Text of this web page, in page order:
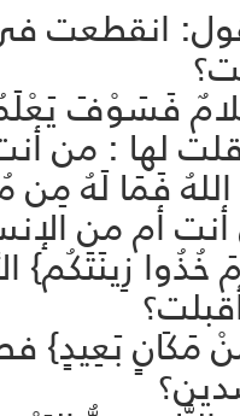
انقطعت في
فَسَوْفَ
لها : من
فَمَا لَهُ مِن
أم من
زِينَتَكُم}
مَكَانٍ بَعِيدٍ}